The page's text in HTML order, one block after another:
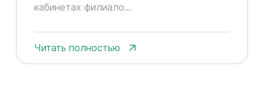
кабинетах филиало...
Читать полностью